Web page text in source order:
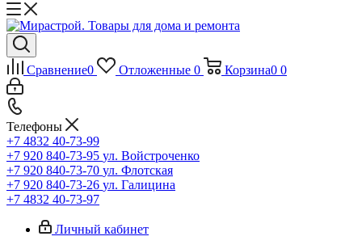
Сравнение0 Отложенные 0 Корзина0 0
Телефоны
+7 4832 40-73-99
+7 920 840-73-95 ул. Войстроченко
+7 920 840-73-70 ул. Флотская
+7 920 840-73-26 ул. Галицина
+7 4832 40-73-97
Личный кабинет